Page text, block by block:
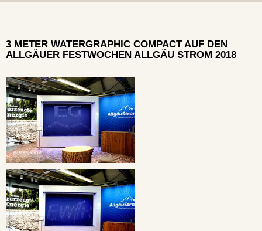
3 METER WATERGRAPHIC COMPACT AUF DEN
ALLGÄUER FESTWOCHEN ALLGÄU STROM 2018